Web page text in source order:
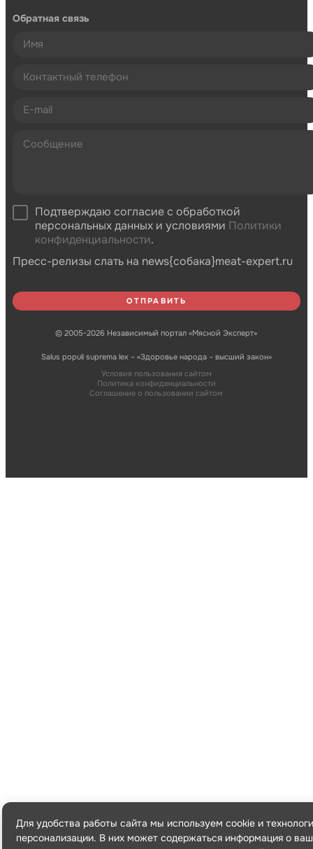
Обратная связь
Подтверждаю согласие с обработкой
персональных данных и условиями Политики
конфиденциальности.
Пресс-релизы слать на news{собака}meat-expert.ru
© 2005-2026 Независимый портал «Мясной Эксперт»
Salus populi suprema lex – «Здоровье народа – высший закон»
Условия пользования сайтом
Политика конфиденциальности
Соглашение о пользовании сайтом
Для удобства работы сайта мы используем cookie и
персонализации. В них может содержаться информация о